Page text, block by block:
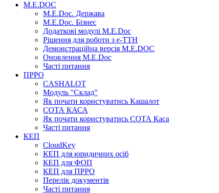
M.E.DOC
M.E.Doc. Держава
M.E.Doc. Бізнес
Додаткові модулі M.E.Doc
Рішення для роботи з е-ТТН
Демонстраційна версія M.E.DOC
Оновлення M.E.Doc
Часті питання
ПРРО
CASHALOT
Модуль "Склад"
Як почати користуватись Кашалот
СОТА КАСА
Як почати користуватись СОТА Каса
Часті питання
КЕП
CloudKey
КЕП для юридичних осіб
КЕП для ФОП
КЕП для ПРРО
Перелік документів
Часті питання